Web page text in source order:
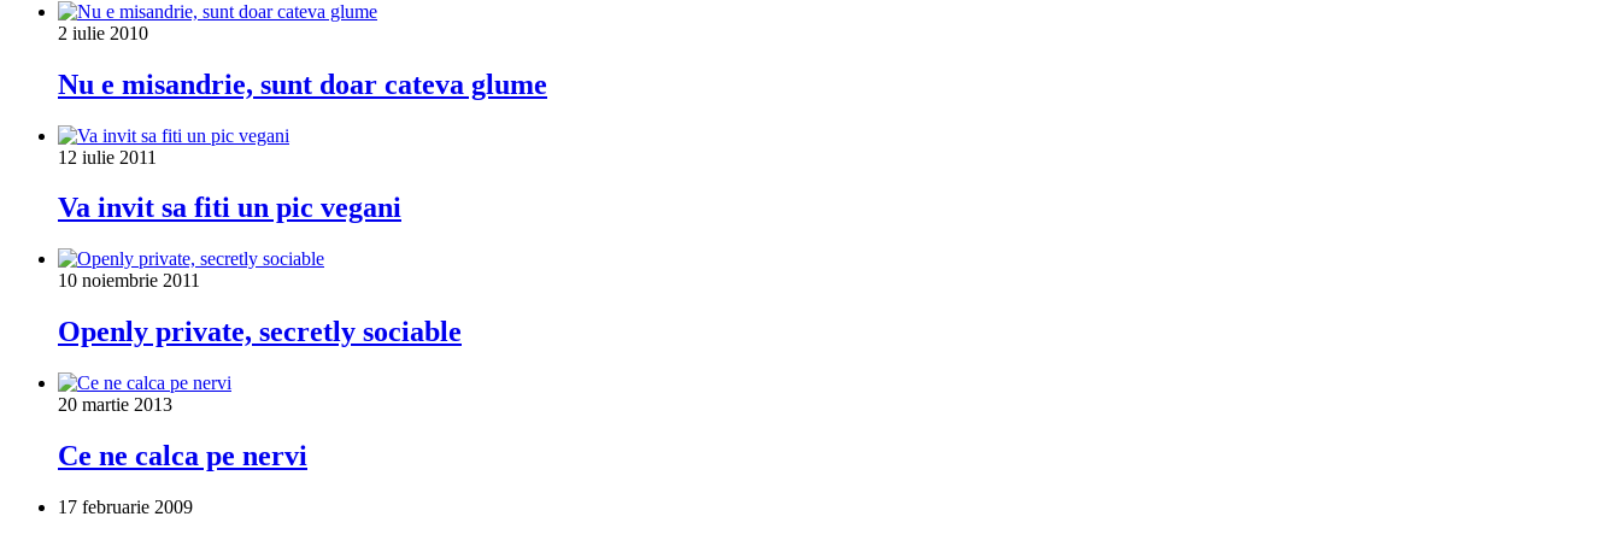
2 iulie 2010
Nu e misandrie, sunt doar cateva glume
12 iulie 2011
Va invit sa fiti un pic vegani
10 noiembrie 2011
Openly private, secretly sociable
20 martie 2013
Ce ne calca pe nervi
17 februarie 2009